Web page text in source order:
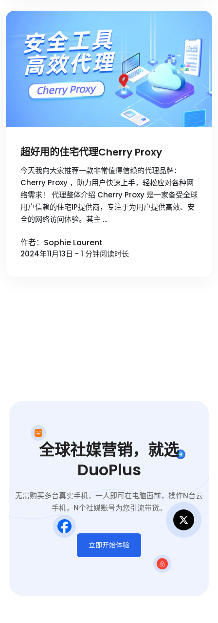
超好用的住宅代理Cherry Proxy
今天我向大家推荐一款非常值得信赖的代理品牌：
Cherry Proxy ，助力用户快速上手，轻松应对各种网
络需求！ 代理整体介绍 Cherry Proxy 是一家备受全球
用户信赖的住宅IP提供商，专注于为用户提供高效、安
全的网络访问体验。其主 …
作者：Sophie Laurent
2024年11月13日 - 1 分钟阅读时长
全球社媒营销，就选
DuoPlus
无需购买多台真实手机，一人即可在电脑面前，操作N台云
手机，N个社媒账号为您引流带货。
立即开始体验